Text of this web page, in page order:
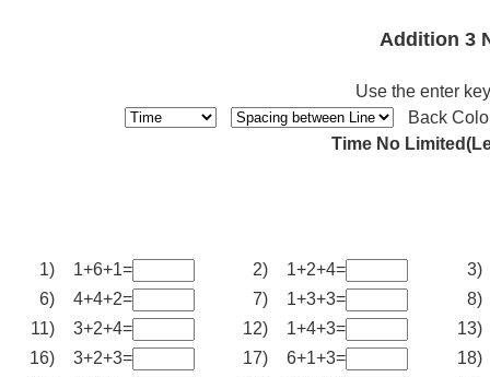
Addition 3
Use the enter
Back
Time No
1) 1+6+1= 2) 1+2+4=
3)
6)
4+4+2= 7) 1+3+3=
8)
11)
3+2+4= 12) 1+4+3=
13)
16)
3+2+3= 17) 6+1+3=
18)